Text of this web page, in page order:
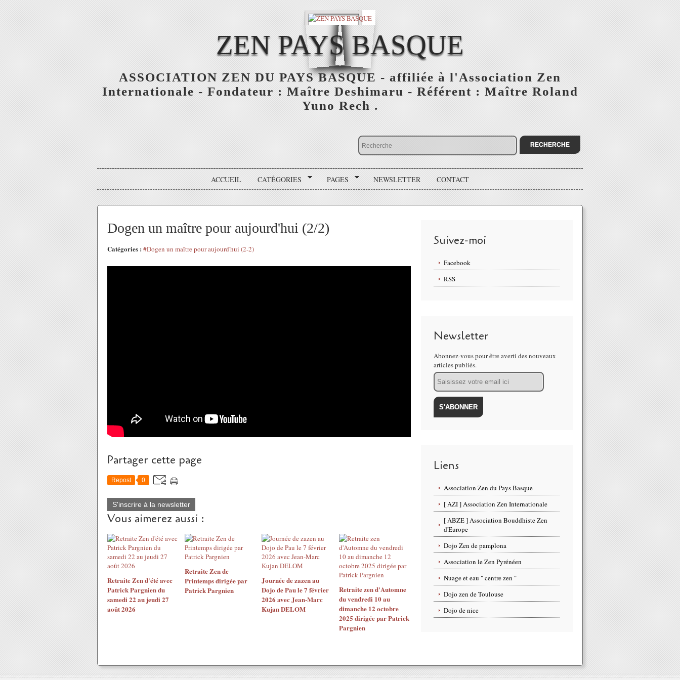
ZEN PAYS BASQUE
ASSOCIATION ZEN DU PAYS BASQUE - affiliée à l'Association Zen
Internationale - Fondateur : Maître Deshimaru - Référent : Maître Roland
Yuno Rech .
ACCUEIL CATÉGORIES PAGES NEWSLETTER CONTACT
Dogen un maître pour aujourd'hui (2/2)
Catégories : #Dogen un maître pour aujourd'hui (2-2)
Partager cette page
Repost 0
S'inscrire à la newsletter
Vous aimerez aussi :
Retraite Zen d'été avec
Patrick Pargnien du
samedi 22 au jeudi 27
août 2026
Retraite Zen de
Printemps dirigée par
Patrick Pargnien
Journée de zazen au
Dojo de Pau le 7 février
2026 avec Jean-Marc
Kujan DELOM
Retraite zen d'Automne
du vendredi 10 au
dimanche 12 octobre
2025 dirigée par Patrick
Pargnien
Suivez-moi
Facebook
RSS
Newsletter
Abonnez-vous pour être averti des nouveaux
articles publiés.
Email
Liens
Association Zen du Pays Basque
[ AZI ] Association Zen Internationale
[ ABZE ] Association Bouddhiste Zen
d'Europe
Dojo Zen de pamplona
Association le Zen Pyrénéen
Nuage et eau " centre zen "
Dojo zen de Toulouse
Dojo de nice